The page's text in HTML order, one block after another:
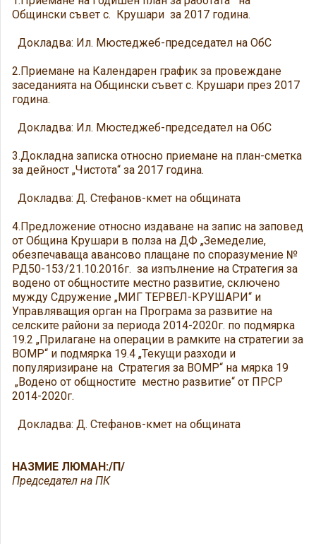
Общински съвет с. Крушари за 2017 година.
Докладва: Ил. Мюстеджеб-председател на ОбС
2.Приемане на Календарен график за провеждане
заседанията на Общински съвет с. Крушари през 2017
година.
Докладва: Ил. Мюстеджеб-председател на ОбС
3.Докладна записка относно приемане на план-сметка
за дейност „Чистота“ за 2017 година.
Докладва: Д. Стефанов-кмет на общината
4.Предложение относно издаване на запис на заповед
от Община Крушари в полза на ДФ „Земеделие,
обезпечаваща авансово плащане по споразумение №
РД50-153/21.10.2016г. за изпълнение на Стратегия за
водено от общностите местно развитие, сключено
мужду Сдружение „МИГ ТЕРВЕЛ-КРУШАРИ“ и
Управляващия орган на Програма за развитие на
селските райони за периода 2014-2020г. по подмярка
19.2 „Прилагане на операции в рамките на стратегии за
ВОМР“ и подмярка 19.4 „Текущи разходи и
популяризиране на Стратегия за ВОМР“ на мярка 19
„Водено от общностите местно развитие“ от ПРСР
2014-2020г.
Докладва: Д. Стефанов-кмет на общината
НАЗМИЕ ЛЮМАН:/П/
Председател на ПК